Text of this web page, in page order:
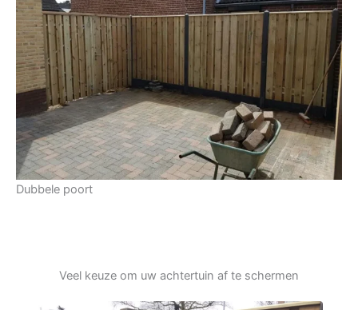
Dubbele poort
Veel keuze om uw achtertuin af te schermen